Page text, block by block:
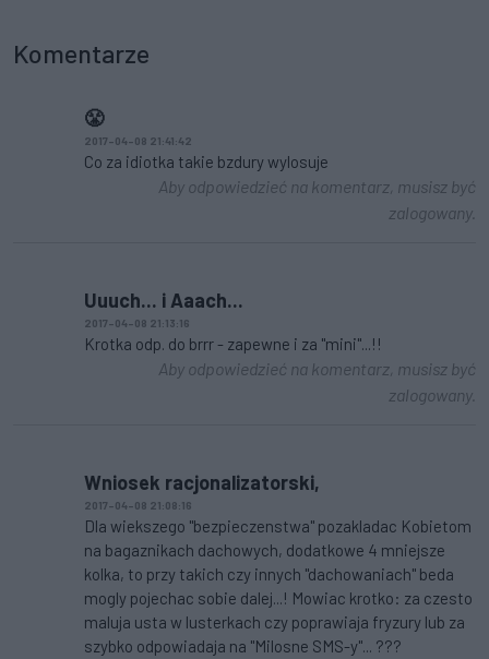
Komentarze
😤
2017-04-08 21:41:42
Co za idiotka takie bzdury wylosuje
Aby odpowiedzieć na komentarz, musisz być
zalogowany.
Uuuch... i Aaach...
2017-04-08 21:13:16
Krotka odp. do brrr - zapewne i za "mini"...!!
Aby odpowiedzieć na komentarz, musisz być
zalogowany.
Wniosek racjonalizatorski,
2017-04-08 21:08:16
Dla wiekszego "bezpieczenstwa" pozakladac Kobietom
na bagaznikach dachowych, dodatkowe 4 mniejsze
kolka, to przy takich czy innych "dachowaniach" beda
mogly pojechac sobie dalej...! Mowiac krotko: za czesto
maluja usta w lusterkach czy poprawiaja fryzury lub za
szybko odpowiadaja na "Milosne SMS-y"... ???